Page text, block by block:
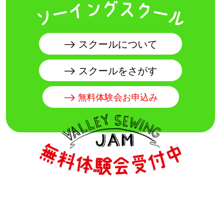
スクールについて
スクールをさがす
無料体験会お申込み